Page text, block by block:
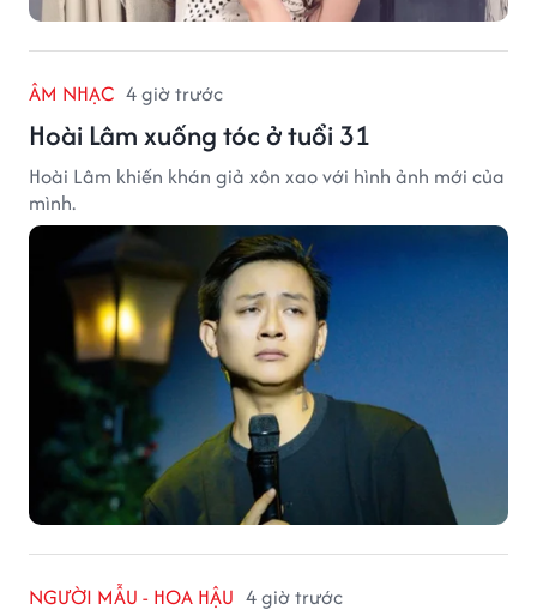
ÂM NHẠC 4 giờ trước
Hoài Lâm xuống tóc ở tuổi 31
Hoài Lâm khiến khán giả xôn xao với hình ảnh mới của
mình.
NGƯỜI MẪU - HOA HẬU 4 giờ trước